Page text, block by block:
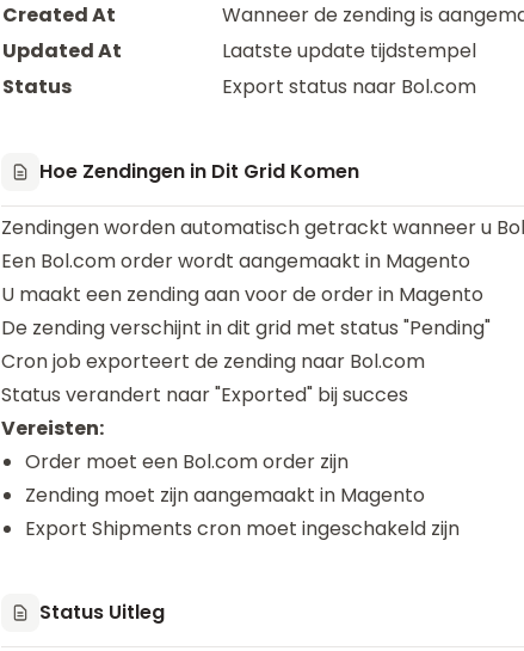
Created At
Wanneer de zending is
Updated At
Laatste update tijdstempel
Status
Export status naar Bol.com
Hoe Zendingen in Dit Grid Komen
Zendingen worden automatisch getrackt wanneer u
Een Bol.com order wordt aangemaakt in Magento
U maakt een zending aan voor de order in Magento
De zending verschijnt in dit grid met status "Pending"
Cron job exporteert de zending naar Bol.com
Status verandert naar "Exported" bij succes
Vereisten:
Order moet een Bol.com order zijn
Zending moet zijn aangemaakt in Magento
Export Shipments cron moet ingeschakeld zijn
Status Uitleg